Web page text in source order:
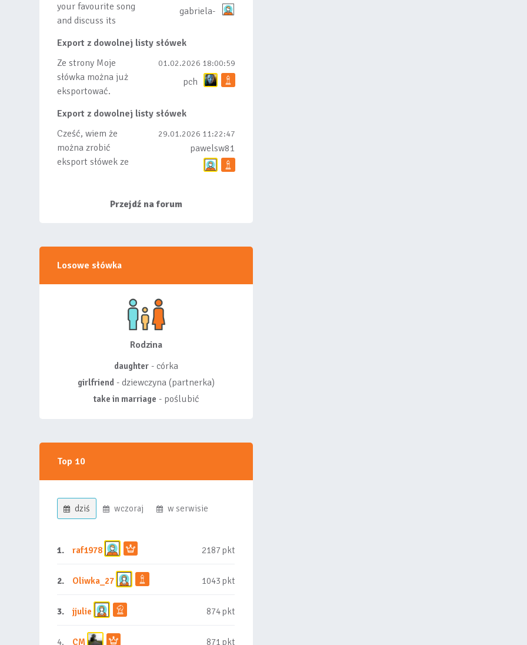
wszys...
your favourite song
and discuss its
gabriela-
Export z dowolnej listy słówek
Ze strony Moje
słówka można już
eksportować.
masowego importu
nie będę robił bo
wiąże się...
01.02.2026 18:00:59
pch
Export z dowolnej listy słówek
Cześć, wiem że
można zrobić
eksport słówek ze
wyróżnionych lis...
29.01.2026 11:22:47
pawelsw81
Przejdź na forum
Losowe słówka
Rodzina
daughter - córka
girlfriend - dziewczyna (partnerka)
take in marriage - poślubić
Top 10
dziś wczoraj w serwisie
1. raf1978 2187 pkt
2. Oliwka_27 1043 pkt
3. jjulie 874 pkt
4. CM 871 pkt